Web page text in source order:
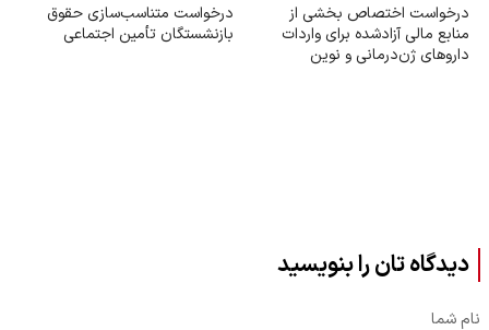
درخواست اختصاص بخشی از
منابع مالی آزادشده برای واردات
داروهای ژن‌درمانی و نوین
درخواست متناسب‌سازی حقوق
بازنشستگان تأمین اجتماعی
دیدگاه تان را بنویسید
نام شما